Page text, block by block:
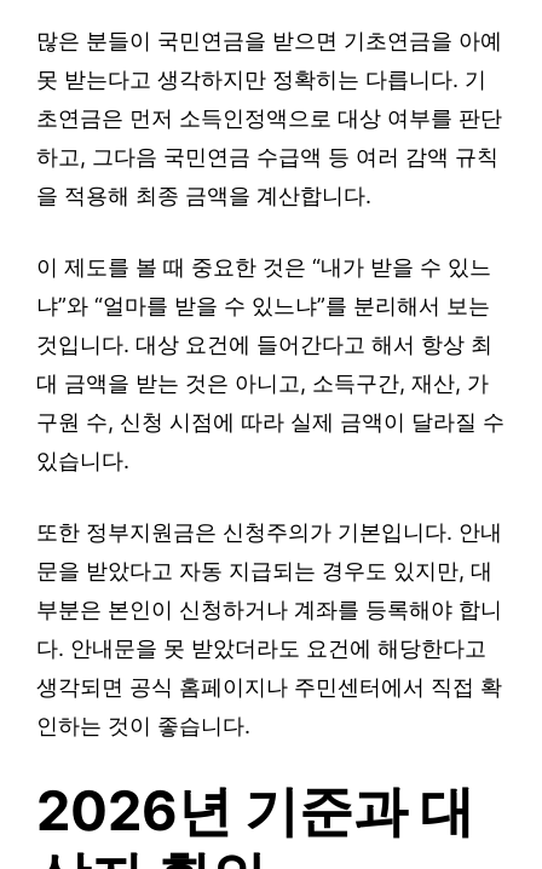
많은 분들이 국민연금을 받으면 기초연금을 아예
못 받는다고 생각하지만 정확히는 다릅니다. 기
초연금은 먼저 소득인정액으로 대상 여부를 판단
하고, 그다음 국민연금 수급액 등 여러 감액 규칙
을 적용해 최종 금액을 계산합니다.
이 제도를 볼 때 중요한 것은 “내가 받을 수 있느
냐”와 “얼마를 받을 수 있느냐”를 분리해서 보는
것입니다. 대상 요건에 들어간다고 해서 항상 최
대 금액을 받는 것은 아니고, 소득구간, 재산, 가
구원 수, 신청 시점에 따라 실제 금액이 달라질 수
있습니다.
또한 정부지원금은 신청주의가 기본입니다. 안내
문을 받았다고 자동 지급되는 경우도 있지만, 대
부분은 본인이 신청하거나 계좌를 등록해야 합니
다. 안내문을 못 받았더라도 요건에 해당한다고
생각되면 공식 홈페이지나 주민센터에서 직접 확
인하는 것이 좋습니다.
2026년 기준과 대